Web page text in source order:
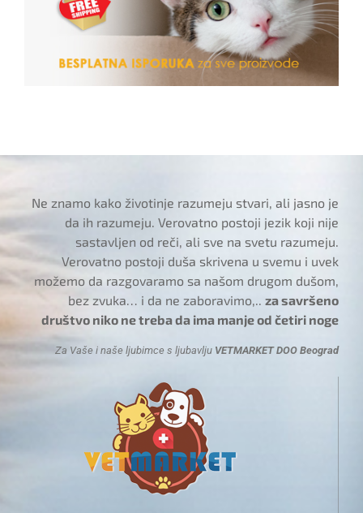
Ne znamo kako životinje razumeju stvari, ali jasno je
da ih razumeju. Verovatno postoji jezik koji nije
sastavljen od reči, ali sve na svetu razumeju.
Verovatno postoji duša skrivena u svemu i uvek
možemo da razgovaramo sa našom drugom dušom,
bez zvuka… i da ne zaboravimo,..za savršeno
društvo niko ne treba da ima manje od četiri noge
Za Vaše i naše ljubimce s ljubavlju VETMARKET DOO Beograd